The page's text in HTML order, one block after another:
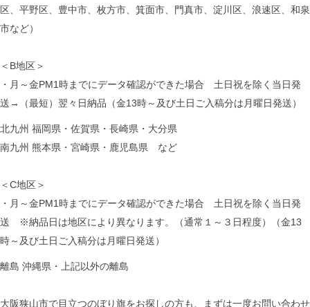
区、平野区、豊中市、枚方市、箕面市、門真市、淀川区、浪速区、和泉
市など）
＜B地区＞
・月～金PM1時までにデータ確認ができた場合 土日祝を除く当日発
送→（最短）翌々日納品（金13時～及び土日ご入稿分は月曜日発送）
北九州 福岡県・佐賀県・長崎県・大分県
南九州 熊本県・宮崎県・鹿児島県 など
＜C地区＞
・月～金PM1時までにデータ確認ができた場合 土日祝を除く当日発
送 ※納品日は地区により異なります。（通常１～３日程度）（金13
時～及び土日ご入稿分は月曜日発送）
離島 沖縄県・上記以外の離島
大阪狭山市で目立つのぼり旗をお探しの方も、まずは一度お問い合わせ